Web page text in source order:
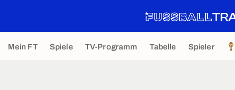
Mein FT Spiele TV-Programm Tabelle Spieler